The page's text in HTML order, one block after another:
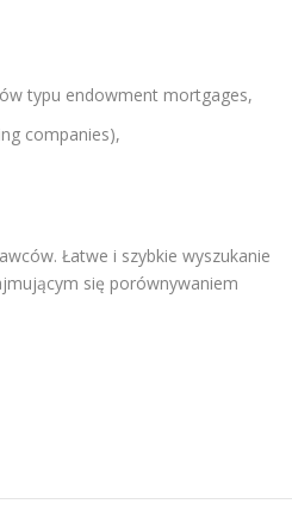
typu endowment mortgages,
companies),
Łatwe i szybkie wyszukanie
się porównywaniem